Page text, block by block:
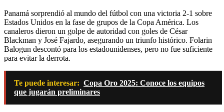
Panamá sorprendió al mundo del fútbol con una victoria 2-1 sobre
Estados Unidos en la fase de grupos de la Copa América. Los
canaleros dieron un golpe de autoridad con goles de César
Blackman y José Fajardo, asegurando un triunfo histórico. Folarin
Balogun descontó para los estadounidenses, pero no fue suficiente
para evitar la derrota.
Te puede interesar: Copa Oro 2025: Conoce los equipos
que jugarán preliminares